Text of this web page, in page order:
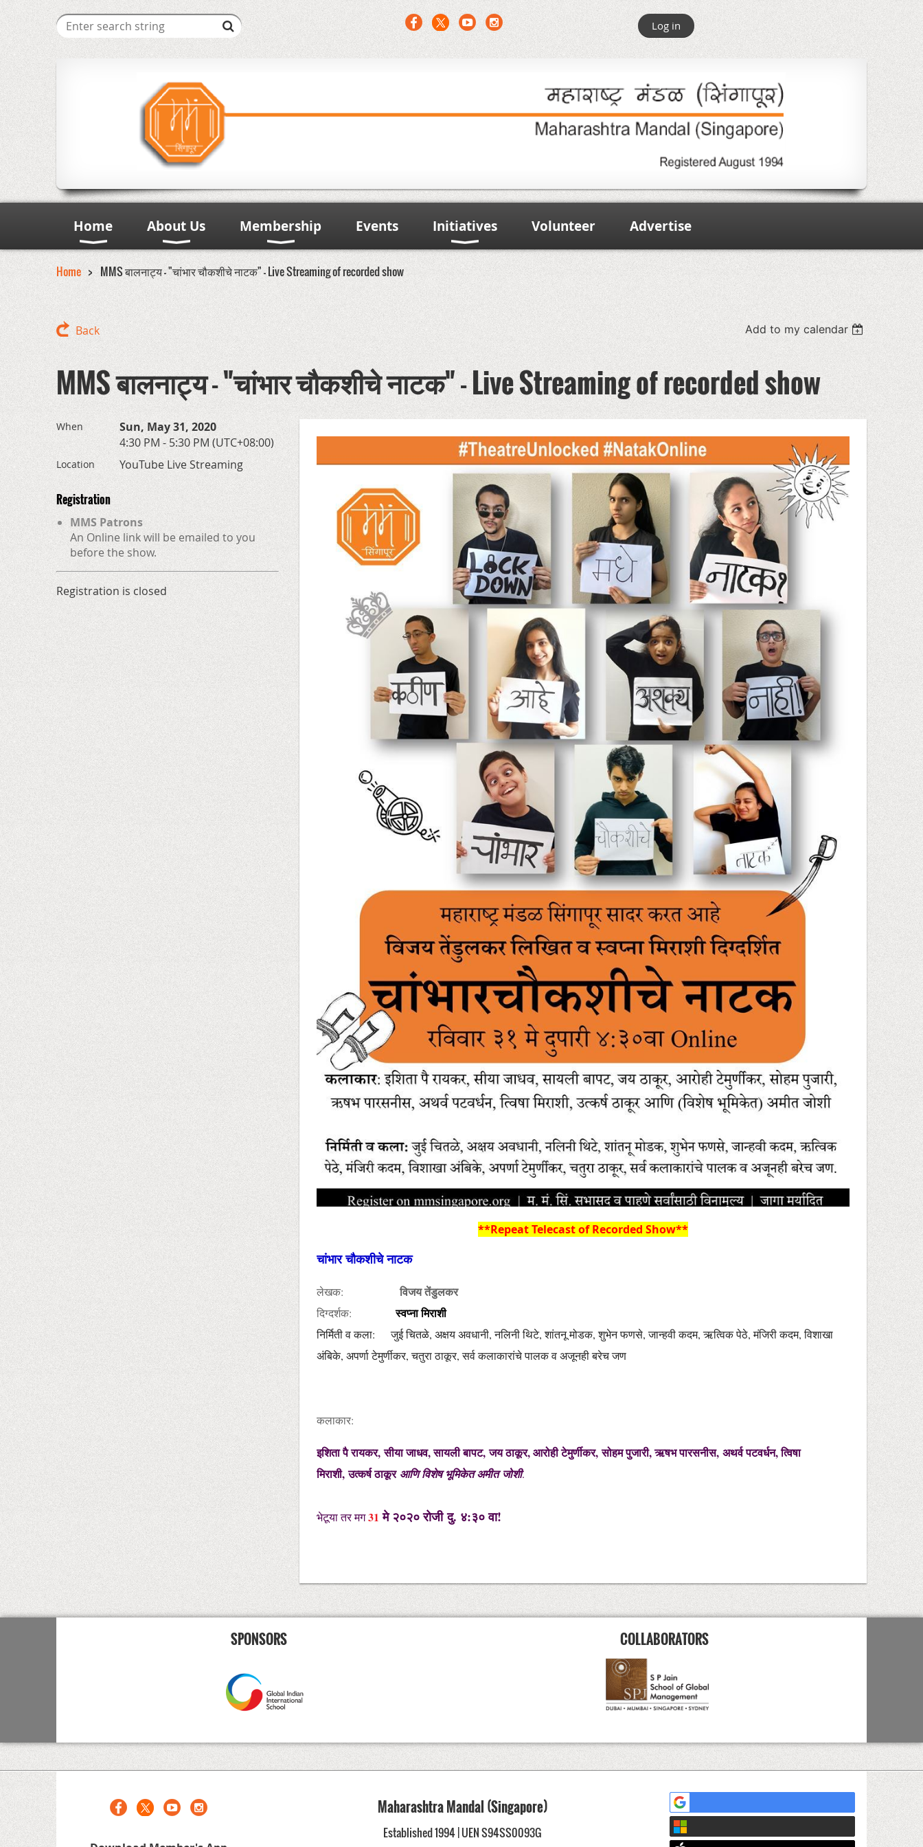
Log in
Home About Us Membership Events Initiatives Volunteer Advertise
Home MMS बालनाट्य - "चांभार चौकशीचे नाटक" - Live Streaming of recorded show
Back Add to my calendar
MMS बालनाट्य - "चांभार चौकशीचे नाटक" - Live Streaming of recorded show
When
Sun, May 31, 2020
4:30 PM - 5:30 PM (UTC+08:00)
Location YouTube Live Streaming
Registration
MMS Patrons
An Online link will be emailed to you
before the show.
Registration is closed
**Repeat Telecast of Recorded Show**
चांभार चौकशीचे नाटक
लेखक:विजय तेंडुलकर
दिग्दर्शक:स्वप्ना मिराशी
निर्मिती व कला: जुई चितळे, अक्षय अवधानी, नलिनी थिटे, शांतनू मोडक, शुभेन फणसे, जान्हवी कदम, ऋत्विक पेठे, मंजिरी कदम, विशाखा
अंबिके, अपर्णा टेमुर्णीकर, चतुरा ठाकूर, सर्व कलाकारांचे पालक व अजूनही बरेच जण
कलाकार:
इशिता पै रायकर, सीया जाधव, सायली बापट, जय ठाकूर, आरोही टेमुर्णीकर, सोहम पुजारी, ऋषभ पारसनीस, अथर्व पटवर्धन, त्विषा
मिराशी, उत्कर्ष ठाकूर आणि विशेष भूमिकेत अमीत जोशी.
भेटूया तर मग31मे २०२०रोजीदु. ४:३० वा!
SPONSORS COLLABORATORS
Maharashtra Mandal (Singapore)
Established 1994 | UEN S94SS0093G